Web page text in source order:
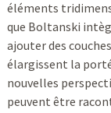
éléments
que Boltanski
ajouter des
élargissent la
nouvelles
peuvent être